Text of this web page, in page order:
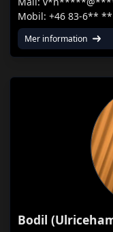
Mobil: +46 83-6**
Mer information
Bodil